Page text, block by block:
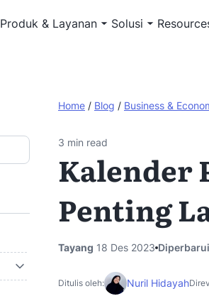
Produk & Layanan Solusi
Home / Blog / Business &
3 min read
Kalender
Penting
Tayang 18 Des 2023 Diperbarui
Ditulis oleh: Nuril Hidayah